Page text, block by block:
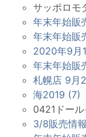
サッポロモ
年末年始販
年末年始販
2020年9月
年末年始販
札幌店 9月
海2019 (7)
0421ドール
3/8販売情